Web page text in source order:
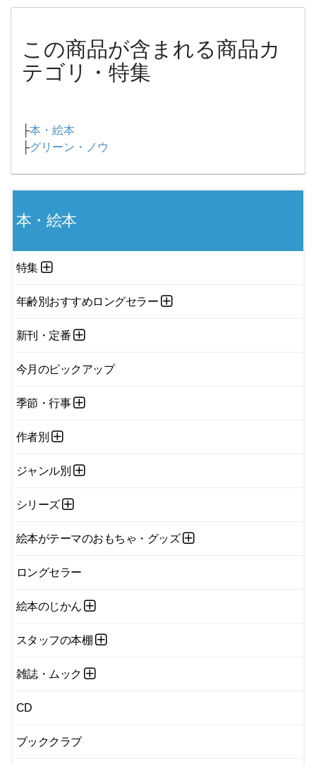
この商品が含まれる商品カ
テゴリ・特集
├本・絵本
├グリーン・ノウ
本・絵本
特集
年齢別おすすめロングセラー
新刊・定番
今月のピックアップ
季節・行事
作者別
ジャンル別
シリーズ
絵本がテーマのおもちゃ・グッズ
ロングセラー
絵本のじかん
スタッフの本棚
雑誌・ムック
CD
ブッククラブ